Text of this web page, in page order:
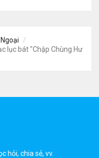
lục bát "Chập Chùng Hư
hỏi, chia sẻ, vv.